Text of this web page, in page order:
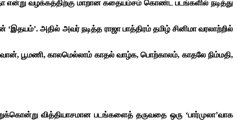
வழக்கத்திற்கு மாறான கதையம்சம் கொண்ட படங்களில் நடித்து
அதில் அவர் நடித்த ராஜா பாத்திரம் தமிழ் சினிமா வரலாற்றில்
பூமணி, காலமெல்லாம் காதல் வாழ்க, பொற்காலம், காதலே நிம்மதி,
வித்தியாசமான படங்களைத் தருவதை ஒரு ‘பார்முலா’வாக